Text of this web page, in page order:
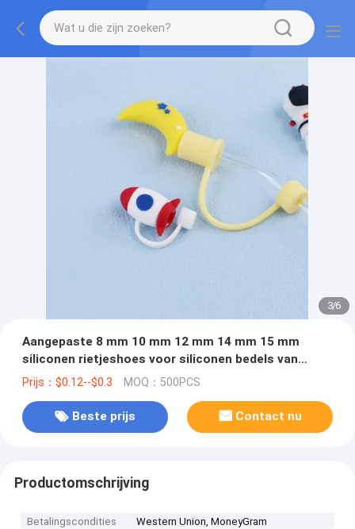
3/6
Aangepaste 8 mm 10 mm 12 mm 14 mm 15 mm
siliconen rietjeshoes voor siliconen bedels van
verschillende materialen
Prijs：$0.12--$0.3 MOQ：500PCS
Beste prijs Contact nu
Productomschrijving
Betalingscondities
Western Union, MoneyGram